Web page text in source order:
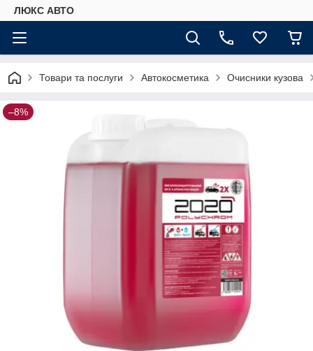
ЛЮКС АВТО
Товари та послуги Автокосметика Очисники кузова
–8%